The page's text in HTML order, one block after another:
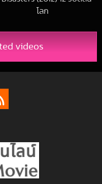
โลก
videos